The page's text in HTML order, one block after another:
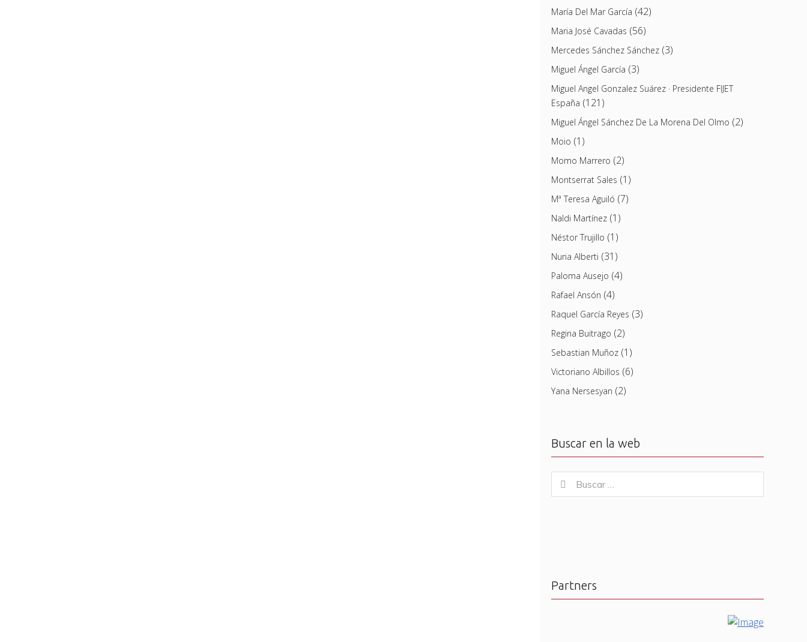
María Del Mar García (42)
Maria José Cavadas (56)
Mercedes Sánchez Sánchez(3)
Miguel Ángel García (3)
Miguel Angel Gonzalez Suárez · Presidente FIJET
España (121)
Miguel Ángel Sánchez De La Morena Del Olmo (2)
Moio (1)
Momo Marrero (2)
Montserrat Sales (1)
Mª Teresa Aguiló (7)
Naldi Martínez(1)
Néstor Trujillo (1)
Nuria Alberti (31)
Paloma Ausejo (4)
Rafael Ansón (4)
Raquel García Reyes (3)
Regina Buitrago (2)
Sebastian Muñoz(1)
Victoriano Albillos (6)
Yana Nersesyan (2)
Buscar en la web
for:
Buscar
Partners